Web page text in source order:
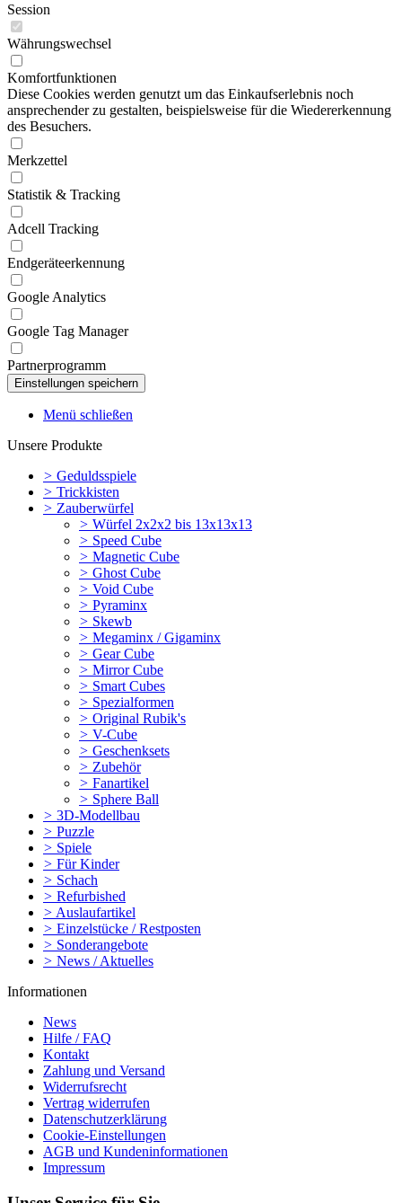
Session
Währungswechsel
Komfortfunktionen
Diese Cookies werden genutzt um das Einkaufserlebnis noch
ansprechender zu gestalten, beispielsweise für die Wiedererkennung
des Besuchers.
Merkzettel
Statistik & Tracking
Adcell Tracking
Endgeräteerkennung
Google Analytics
Google Tag Manager
Partnerprogramm
Menü schließen
Unsere Produkte
> Geduldsspiele
> Trickkisten
> Zauberwürfel
> Würfel 2x2x2 bis 13x13x13
> Speed Cube
> Magnetic Cube
> Ghost Cube
> Void Cube
> Pyraminx
> Skewb
> Megaminx / Gigaminx
> Gear Cube
> Mirror Cube
> Smart Cubes
> Spezialformen
> Original Rubik's
> V-Cube
> Geschenksets
> Zubehör
> Fanartikel
> Sphere Ball
> 3D-Modellbau
> Puzzle
> Spiele
> Für Kinder
> Schach
> Refurbished
> Auslaufartikel
> Einzelstücke / Restposten
> Sonderangebote
> News / Aktuelles
Informationen
News
Hilfe / FAQ
Kontakt
Zahlung und Versand
Widerrufsrecht
Vertrag widerrufen
Datenschutzerklärung
Cookie-Einstellungen
AGB und Kundeninformationen
Impressum